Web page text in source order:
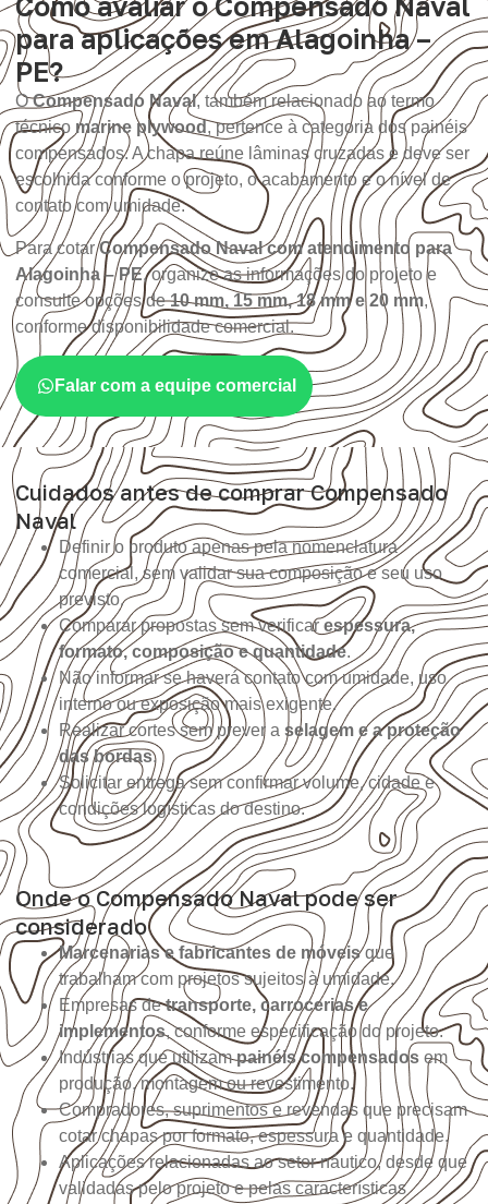
para aplicações em Alagoinha –
PE?
OCompensado Naval, também relacionado ao termo
técnico marine plywood, pertence à categoria dos painéis
compensados. A chapa reúne lâminas cruzadas e deve ser
escolhida conforme o projeto, o acabamento e o nível de
contato com umidade.
Para cotarCompensado Naval com atendimento para
Alagoinha – PE, organize as informações do projeto e
consulte opções de10 mm, 15 mm, 18 mm e 20 mm,
conforme disponibilidade comercial.
Falar com a equipe comercial
Cuidados antes de comprar Compensado
Naval
Definir o produto apenas pela nomenclatura
comercial, sem validar sua composição e seu uso
previsto.
Comparar propostas sem verificarespessura,
formato, composição e quantidade.
Não informar se haverá contato com umidade, uso
interno ou exposição mais exigente.
Realizar cortes sem prever a selagem e a proteção
das bordas.
Solicitar entrega sem confirmar volume, cidade e
condições logísticas do destino.
Onde o Compensado Naval pode ser
considerado
Marcenarias e fabricantes de móveisque
trabalham com projetos sujeitos à umidade.
Empresas detransporte, carrocerias e
implementos, conforme especificação do projeto.
Indústrias que utilizampainéis compensados em
produção, montagem ou revestimento.
Compradores, suprimentos e revendas que precisam
cotar chapas por formato, espessura e quantidade.
Aplicações relacionadas ao setor náutico, desde que
validadas pelo projeto e pelas características